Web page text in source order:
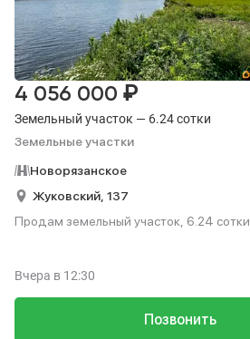
Земельный участок — 6.24 сотки
Земельные участки
4 056 000 ₽
Новорязанское
Жуковский, 137
Продам земельный участок, 6.24 сотки.
Позвонить
Вчера в 12:30